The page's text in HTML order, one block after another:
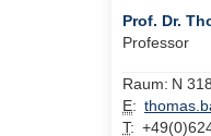
Prof. Dr.
Professor
Raum: N 318
E:
T: